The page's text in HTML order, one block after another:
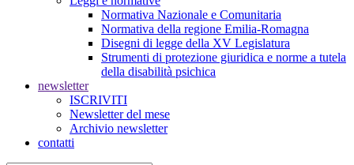
Normativa Nazionale e Comunitaria
Normativa della regione Emilia-Romagna
Disegni di legge della XV Legislatura
Strumenti di protezione giuridica e norme a tutela
della disabilità psichica
newsletter
ISCRIVITI
Newsletter del mese
Archivio newsletter
contatti